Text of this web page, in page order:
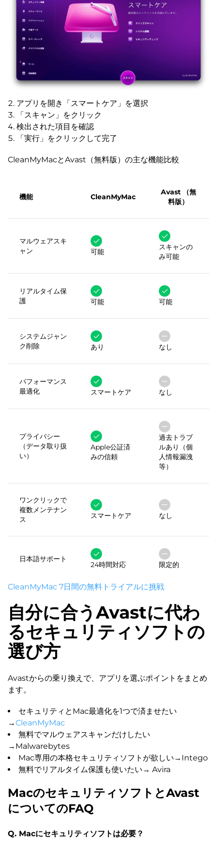
アプリを開き「スマートケア」を選択
「スキャン」をクリック
検出された項目を確認
「実行」をクリックして完了
CleanMyMacとAvast（無料版）の主な機能比較
機能 CleanMyMac
Avast （無
料版）
マルウェアスキ
ャン
可能
スキャンの
み可能
リアルタイム保
護
可能 可能
システムジャン
ク削除
あり なし
パフォーマンス
最適化
スマートケア なし
プライバシー
（データ取り扱
い）
Apple公証済
みの信頼
過去トラブ
ルあり（個
人情報漏洩
等）
ワンクリックで
複数メンテナン
ス
スマートケア なし
日本語サポート
24時間対応 限定的
CleanMyMac 7日間の無料トライアルに挑戦
自分に合うAvastに代わ
るセキュリティソフトの
選び方
Avastからの乗り換えで、アプリを選ぶポイントをまとめ
ます。
セキュリティとMac最適化を1つで済ませたい
→CleanMyMac
無料でマルウェアスキャンだけしたい
→Malwarebytes
Mac専用の本格セキュリティソフトが欲しい→Intego
無料でリアルタイム保護も使いたい→ Avira
MacのセキュリティソフトとAvast
についてのFAQ
Q. Macにセキュリティソフトは必要？